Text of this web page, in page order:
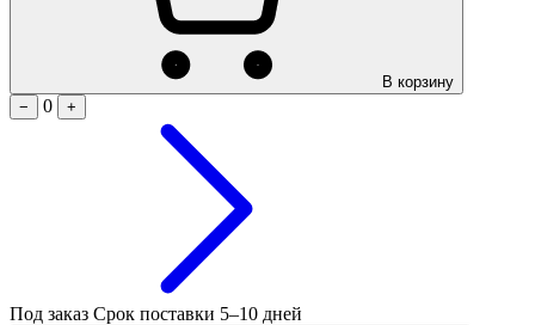
В корзину
−
0 +
Под заказ Срок поставки 5–10 дней